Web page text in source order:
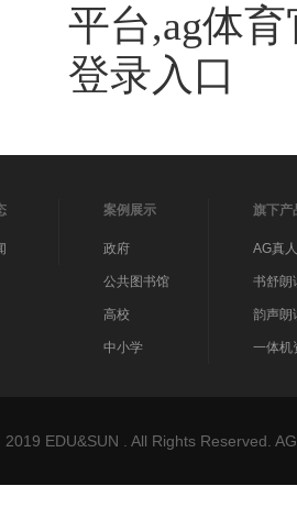
平台,ag体
登录入口
案例展示
政府
公共图书馆
高校
中小学
旗下产
AG真
书舒朗
韵声朗
一体机
EDU&SUN . All Rights Reserved.